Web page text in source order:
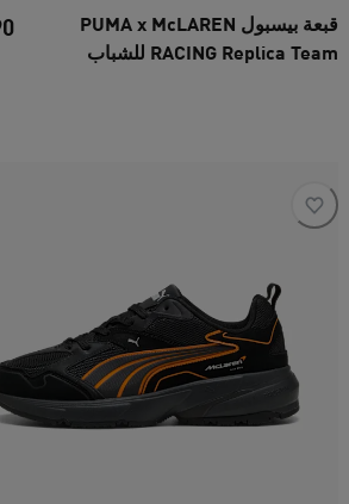
قبعة بيسبول PUMA x McLAREN
RACING Replica Team للشباب